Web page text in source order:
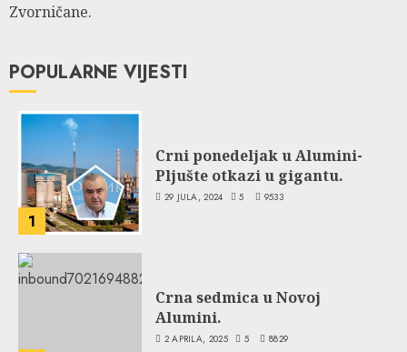
Zvorničane.
POPULARNE VIJESTI
1
Crni ponedeljak u Alumini-
Pljušte otkazi u gigantu.
29 JULA, 2024 5 9533
Crna sedmica u Novoj
Alumini.
2 APRILA, 2025 5 8829